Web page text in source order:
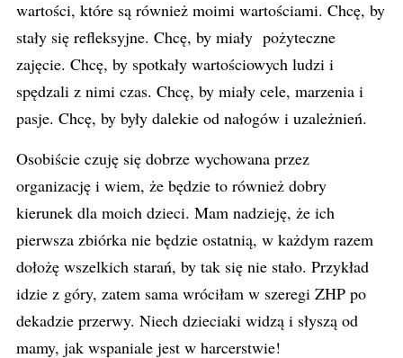
wartości, które są również moimi wartościami. Chcę, by
stały się refleksyjne. Chcę, by miały pożyteczne
zajęcie. Chcę, by spotkały wartościowych ludzi i
spędzali z nimi czas. Chcę, by miały cele, marzenia i
pasje. Chcę, by były dalekie od nałogów i uzależnień.
Osobiście czuję się dobrze wychowana przez
organizację i wiem, że będzie to również dobry
kierunek dla moich dzieci. Mam nadzieję, że ich
pierwsza zbiórka nie będzie ostatnią, w każdym razem
dołożę wszelkich starań, by tak się nie stało. Przykład
idzie z góry, zatem sama wróciłam w szeregi ZHP po
dekadzie przerwy. Niech dzieciaki widzą i słyszą od
mamy, jak wspaniale jest w harcerstwie!